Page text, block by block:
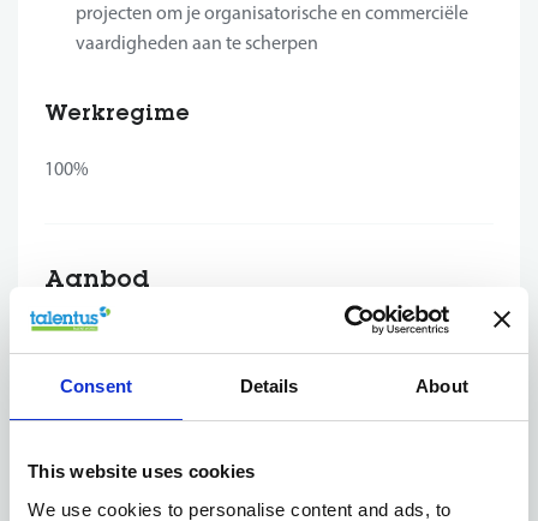
Consent Details About
This website uses cookies
We use cookies to personalise content and ads, to
projecten om je organisatorische en commerciële
vaardigheden aan te scherpen
Werkregime
100%
Aanbod
Opleiding tijdens je stage?
Yes, ook dat is voorzien. Je
opleidingen, Thalento-training en eventueel andere
trainingen die je interessant vindt.
onboardingsplan waarbij je alles leert over wie we zij,
wat we doen en vooral ook hoe we het doen.Wie